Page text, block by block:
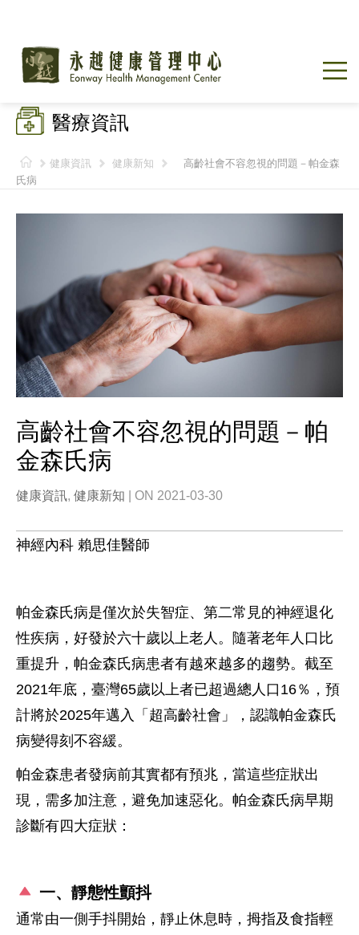
醫療資訊
健康資訊 健康新知
高齡社會不容忽視的問題－帕金森
氏病
高齡社會不容忽視的問題－帕
金森氏病
健康資訊, 健康新知 | ON 2021-03-30
神經內科 賴思佳醫師
帕金森氏病是僅次於失智症、第二常見的神經退化
性疾病，好發於六十歲以上老人。隨著老年人口比
重提升，帕金森氏病患者有越來越多的趨勢。截至
2021年底，臺灣65歲以上者已超過總人口16％，預
計將於2025年邁入「超高齡社會」，認識帕金森氏
病變得刻不容緩。
帕金森患者發病前其實都有預兆，當這些症狀出
現，需多加注意，避免加速惡化。帕金森氏病早期
診斷有四大症狀：
一、靜態性顫抖
通常由一側手抖開始，靜止休息時，拇指及食指輕